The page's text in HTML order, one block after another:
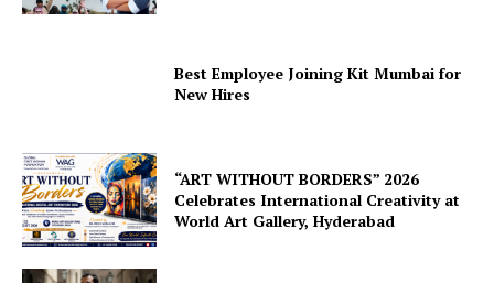
Best Employee Joining Kit Mumbai for
New Hires
“ART WITHOUT BORDERS” 2026
Celebrates International Creativity at
World Art Gallery, Hyderabad